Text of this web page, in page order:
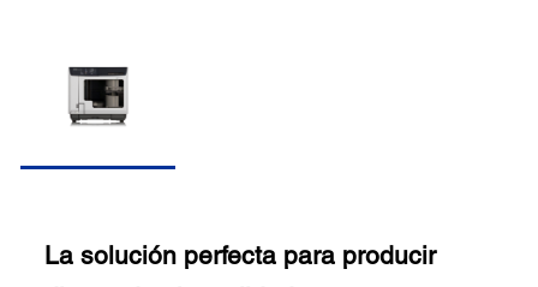
La solución perfecta para producir